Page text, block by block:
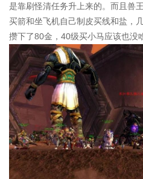
是靠刷怪清任务升上来的。而且兽
买箭和坐飞机自己制皮买线和盐，
攒下了80金，40级买小马应该也没